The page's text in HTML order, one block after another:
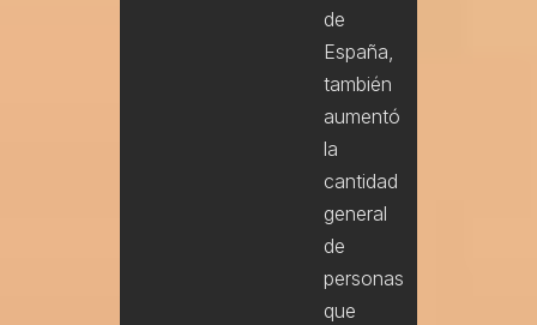
de
España,
también
aumentó
la
cantidad
general
de
personas
que